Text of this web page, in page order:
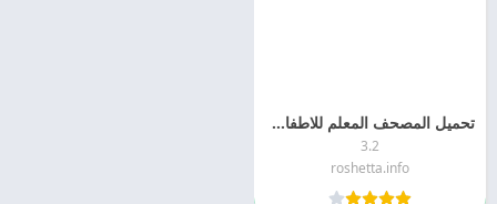
تحميل المصحف المعلم للاطفال بدون نت 2026 اخر اصدار مجانا
3.2
roshetta.info